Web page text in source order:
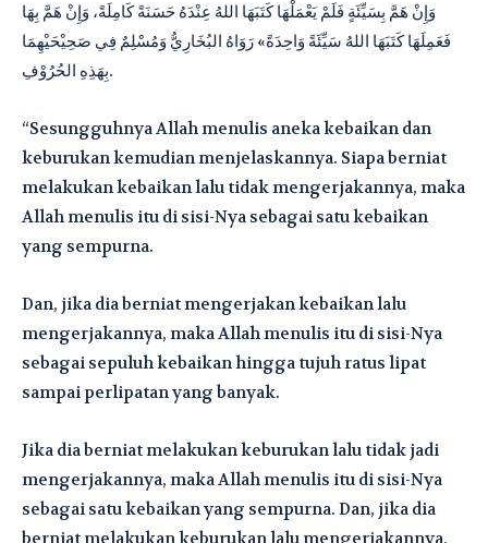
وَإِنْ هَمَّ بِسَيِّئَةٍ فَلَمْ يَعْمَلْهَا كَتَبَهَا اللهُ عِنْدَهُ حَسَنَةً كَامِلَةً، وَإِنْ هَمَّ بِهَا
فَعَمِلَهَا كَتَبَهَا اللهُ سَيِّئَةً وَاحِدَةً» رَوَاهُ البُخَارِيُّ وَمُسْلِمٌ فِي صَحِيْحَيْهِمَا
بِهَذِهِ الحُرُوْفِ.
“Sesungguhnya Allah menulis aneka kebaikan dan
keburukan kemudian menjelaskannya. Siapa berniat
melakukan kebaikan lalu tidak mengerjakannya, maka
Allah menulis itu di sisi-Nya sebagai satu kebaikan
yang sempurna.
Dan, jika dia berniat mengerjakan kebaikan lalu
mengerjakannya, maka Allah menulis itu di sisi-Nya
sebagai sepuluh kebaikan hingga tujuh ratus lipat
sampai perlipatan yang banyak.
Jika dia berniat melakukan keburukan lalu tidak jadi
mengerjakannya, maka Allah menulis itu di sisi-Nya
sebagai satu kebaikan yang sempurna. Dan, jika dia